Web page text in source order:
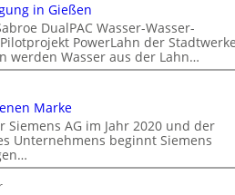
in Gießen
DualPAC Wasser-Wasser-
PowerLahn der
werden Wasser aus der Lahn…
Marke
AG im Jahr 2020 und der
Unternehmens beginnt Siemens